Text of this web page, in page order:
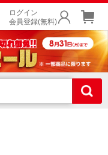
ログイン
会員登録(無料)